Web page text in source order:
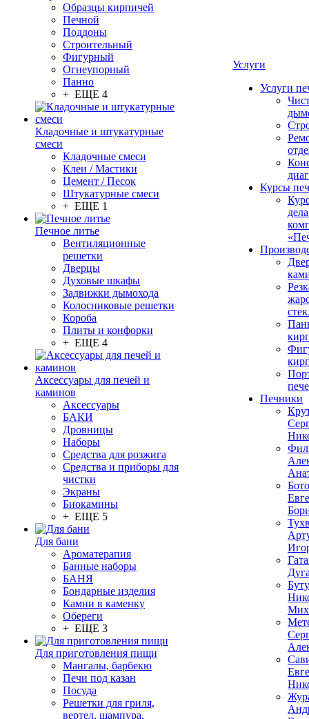
Образцы кирпичей
Печной
Поддоны
Строительный
Фигурный
Огнеупорный
Панно
+ ЕЩЕ 4
Кладочные и штукатурные
смеси
Кладочные смеси
Клеи / Мастики
Цемент / Песок
Штукатурные смеси
+ ЕЩЕ 1
Печное литье
Вентиляционные
решетки
Дверцы
Духовые шкафы
Задвижки дымохода
Колосниковые решетки
Короба
Плиты и конфорки
+ ЕЩЕ 4
Аксессуары для печей и
каминов
Аксессуары
БАКИ
Дровницы
Наборы
Средства для розжига
Средства и приборы для
чистки
Экраны
Биокамины
+ ЕЩЕ 5
Для бани
Ароматерапия
Банные наборы
БАНЯ
Бондарные изделия
Камни в каменку
Обереги
+ ЕЩЕ 3
Для приготовления пищи
Мангалы, барбекю
Печи под казан
Посуда
Решетки для гриля,
вертел, шампура,
Услуги
Услуги
Курсы
Печники